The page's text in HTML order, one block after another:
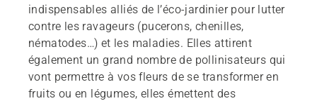
indispensables alliés de l’éco-jardinier pour lutter
contre les ravageurs (pucerons, chenilles,
nématodes…) et les maladies. Elles attirent
également un grand nombre de pollinisateurs qui
vont permettre à vos fleurs de se transformer en
fruits ou en légumes, elles émettent des